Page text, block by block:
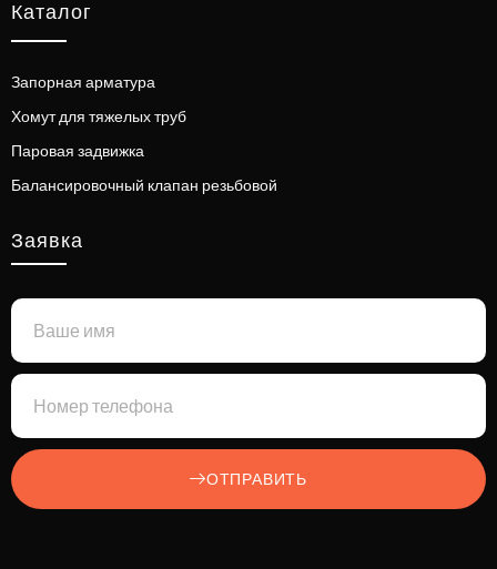
Каталог
Запорная арматура
Хомут для тяжелых труб
Паровая задвижка
Балансировочный клапан резьбовой
Заявка
ОТПРАВИТЬ